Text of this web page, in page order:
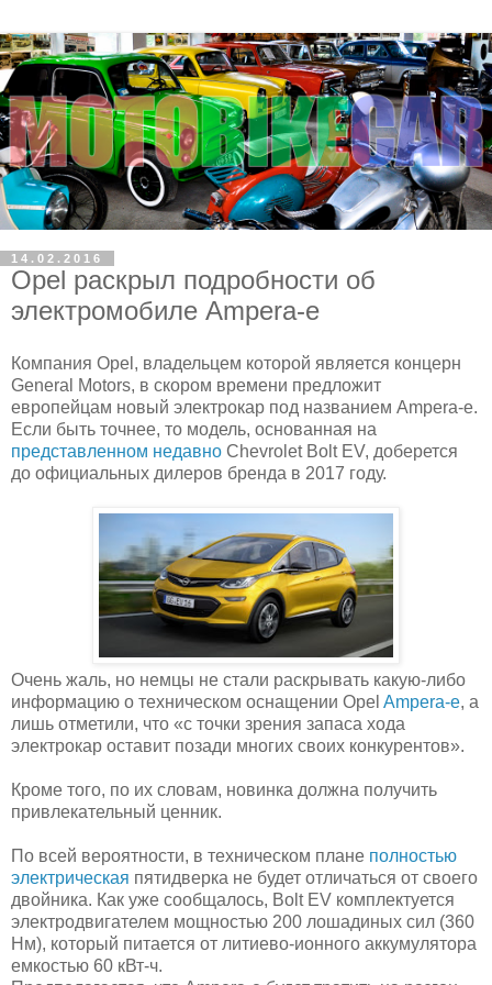
14.02.2016
Opel раскрыл подробности об
электромобиле Ampera-e
Компания Opel, владельцем которой является концерн
General Motors, в скором времени предложит
европейцам новый электрокар под названием Ampera-e.
Если быть точнее, то модель, основанная на
представленном недавно Chevrolet Bolt EV, доберется
до официальных дилеров бренда в 2017 году.
Очень жаль, но немцы не стали раскрывать какую-либо
информацию о техническом оснащении Opel Ampera-e, а
лишь отметили, что «с точки зрения запаса хода
электрокар оставит позади многих своих конкурентов».
Кроме того, по их словам, новинка должна получить
привлекательный ценник.
По всей вероятности, в техническом плане полностью
электрическая пятидверка не будет отличаться от своего
двойника. Как уже сообщалось, Bolt EV комплектуется
электродвигателем мощностью 200 лошадиных сил (360
Нм), который питается от литиево-ионного аккумулятора
емкостью 60 кВт-ч.